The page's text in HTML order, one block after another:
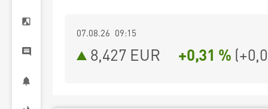
07.08.26 09:15
8,427 EUR +0,31 % (